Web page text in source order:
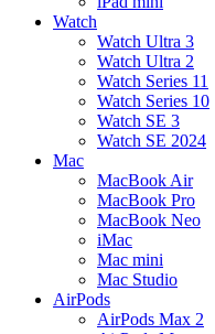
Watch
Watch Ultra 3
Watch Ultra 2
Watch Series 11
Watch Series 10
Watch SE 3
Watch SE 2024
Mac
MacBook Air
MacBook Pro
MacBook Neo
iMac
Mac mini
Mac Studio
AirPods
AirPods Max 2